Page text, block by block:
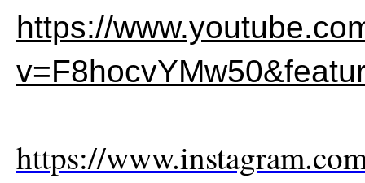
https://
https://